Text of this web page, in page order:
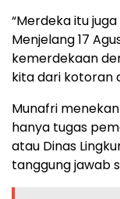
“Merdeka itu
Menjelang 17
kemerdekaan
kita dari kotoran
Munafri
hanya tugas
atau Dinas
tanggung jawab